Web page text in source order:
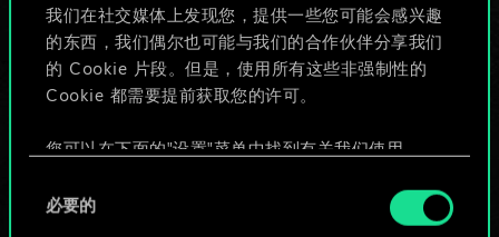
我们在社交媒体上发现您，提供一些您可能会感兴趣
的东西，我们偶尔也可能与我们的合作伙伴分享我们
的 Cookie 片段。但是，使用所有这些非强制性的
Cookie 都需要提前获取您的许可。
您可以在下面的"设置"菜单中找到有关我们使用
好。一旦您了解了其中的内容并准备好继续，请点
必要的
给牌组命名并撰写攻略